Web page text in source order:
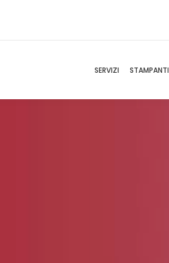
SERVIZI STAMPANTI